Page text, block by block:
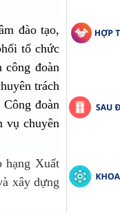
đào tạo,
tổ chức
đoàn
trách
đoàn
vụ chuyên
hạng Xuất
xây dựng